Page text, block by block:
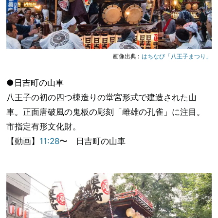
画像出典 : はちなび「八王子まつり」
●日吉町の山車
八王子の初の四つ棟造りの堂宮形式で建造された山
車。正面唐破風の鬼板の彫刻「雌雄の孔雀」に注目。
市指定有形文化財。
【動画】 11:28〜 日吉町の山車